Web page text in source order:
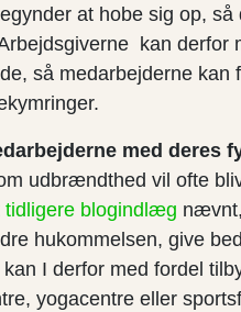
at hobe sig op,
kan derfor
så medarbejderne
med deres
udbrændthed vil ofte
tidligere blogindlæg
hukommelsen, give
I derfor med fordel
yogacentre eller